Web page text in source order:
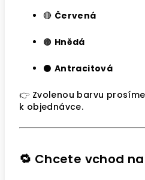
🔴 Červená
🟤 Hnědá
⚫ Antracitová
👉 Zvolenou barvu
k objednávce.
🔁 Chcete vchod